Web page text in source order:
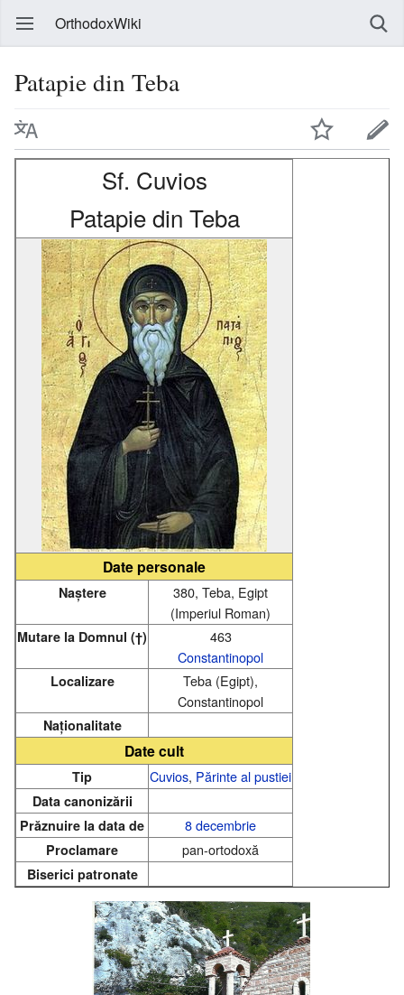
OrthodoxWiki
Patapie din Teba
Sf. Cuvios
Patapie din Teba
Date personale
Naștere
380, Teba, Egipt
(Imperiul Roman)
Mutare la Domnul (†)
463
Constantinopol
Localizare
Teba (Egipt),
Constantinopol
Naționalitate
Date cult
Tip Cuvios, Părinte al pustiei
Data canonizării
Prăznuire la data de
8 decembrie
Proclamare pan-ortodoxă
Biserici patronate